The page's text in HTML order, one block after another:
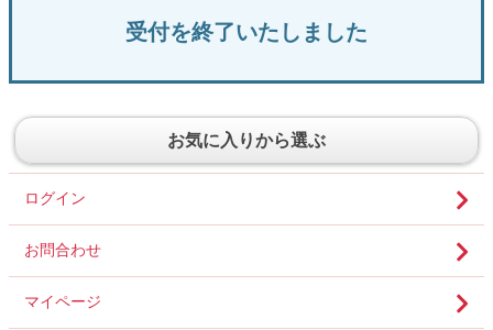
受付を終了いたしました
お気に入りから選ぶ
ログイン
お問合わせ
マイページ